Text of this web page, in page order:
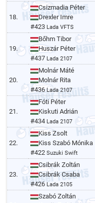
18.
Csizmadia Péter
Drexler Imre
#423 Lada VFTS
19.
Bőhm Tibor
Huszár Péter
#437 Lada 2107
20.
Molnár Máté
Molnár Rita
#436Lada 2107
21.
Fóti Péter
Kiskuti Adrián
#434 Lada 2107
22.
Kiss Zsolt
Kiss Szabó Mónika
#422Suzuki Swift
23.
Csibrák Zoltán
Csibrák Csaba
#426 Lada 2105
Szabó Zoltán